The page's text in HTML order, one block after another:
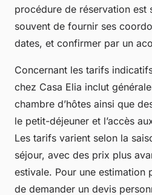
procédure de réservation est
souvent de fournir ses
dates, et confirmer par un
Concernant les tarifs
chez Casa Elia inclut
chambre d’hôtes ainsi que
le petit-déjeuner et l’accès
Les tarifs varient selon la
séjour, avec des prix plus
estivale. Pour une estimation
de demander un devis